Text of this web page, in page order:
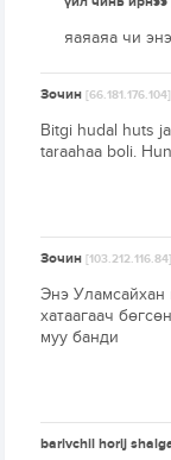
яаяаяа чи
Зочин[66.181.176.104]
Bitgi hudal huts
taraahaa boli.
Зочин[103.212.116.84]
Энэ Уламсайхан
хатаагаач
муу банди
barivchil horij